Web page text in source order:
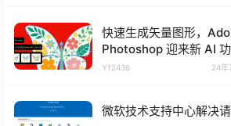
快速生成矢量图形，
Photoshop 迎来新 AI
Y12436 24年
微软技术支持中心解决